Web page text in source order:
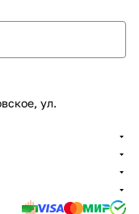
ул.